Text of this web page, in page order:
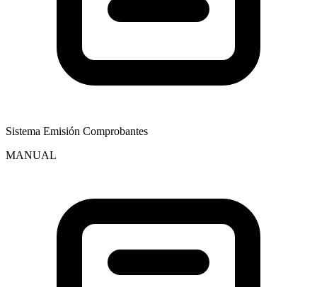
Sistema Emisión Comprobantes
MANUAL